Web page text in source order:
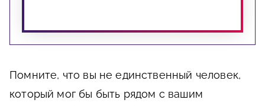
Помните, что вы не единственный человек,
который мог бы быть рядом с вашим